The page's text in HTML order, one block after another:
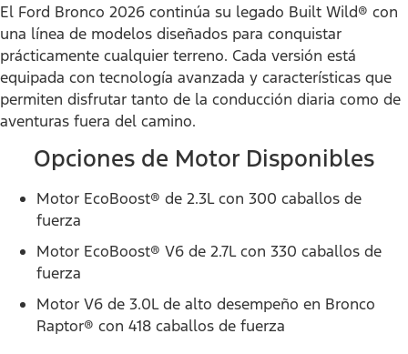
El Ford Bronco 2026 continúa su legado Built Wild® con
una línea de modelos diseñados para conquistar
prácticamente cualquier terreno. Cada versión está
equipada con tecnología avanzada y características que
permiten disfrutar tanto de la conducción diaria como de
aventuras fuera del camino.
Opciones de Motor Disponibles
Motor EcoBoost® de 2.3L con 300 caballos de
fuerza
Motor EcoBoost® V6 de 2.7L con 330 caballos de
fuerza
Motor V6 de 3.0L de alto desempeño en Bronco
Raptor® con 418 caballos de fuerza